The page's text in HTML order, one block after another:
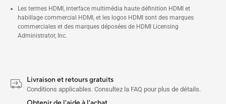
Les termes HDMI, interface multimédia haute définition HDMI et
habillage commercial HDMI, et les logos HDMI sont des marques
commerciales et des marques déposées de HDMI Licensing
Administrator, Inc.
Livraison et retours gratuits
Conditions applicables. Consultez la FAQ pour plus de détails.